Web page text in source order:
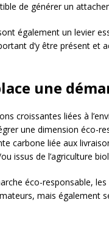
de générer un
également un levier
d’y être présent et
une
croissantes liées à
une dimension éco-
carbone liée aux
issus de l’agriculture
éco-responsable,
mais également